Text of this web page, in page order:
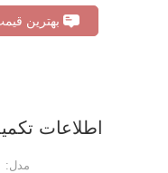
بهترین
اطلاعات
مدل: